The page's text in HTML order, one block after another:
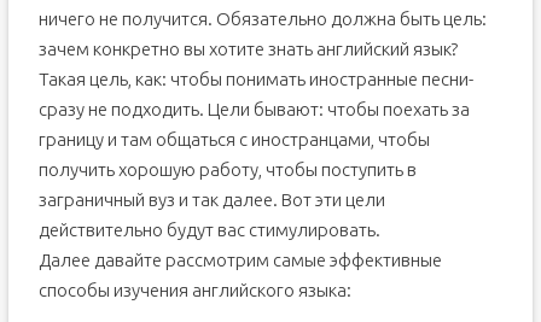
10. Слушайте английскую речь
11. Не бойтесь говорить вслух
12. Подходите к стандартным заданиям творчески
13. Подружитесь с крылатыми выражениями и
14. Читайте произведения англоговорящих авторов
15. Занимайтесь с удовольствием
ничего не получится. Обязательно должна быть цель:
зачем конкретно вы хотите знать английский язык?
Такая цель, как: чтобы понимать иностранные песни-
сразу не подходить. Цели бывают: чтобы поехать за
границу и там общаться с иностранцами, чтобы
получить хорошую работу, чтобы поступить в
заграничный вуз и так далее. Вот эти цели
действительно будут вас стимулировать.
Далее давайте рассмотрим самые эффективные
способы изучения английского языка: